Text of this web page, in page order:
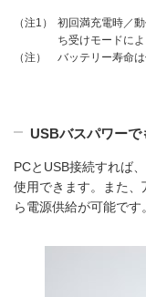
（注1） 初回満充電時／
ち受けモードに
（注）
バッテリー寿命
USBバスパワーで
PCとUSB接続すれば
使用できます。また
ら電源供給が可能です。